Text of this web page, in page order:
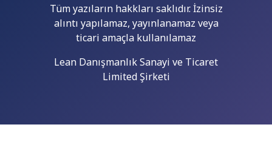
Lean Danışmanlık Sanayi ve Ticaret
Limited Şirketi